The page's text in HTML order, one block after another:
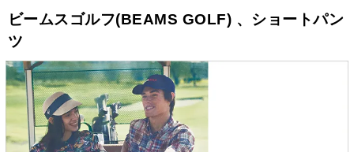
ビームスゴルフ(BEAMS GOLF) 、ショートパン
ツ